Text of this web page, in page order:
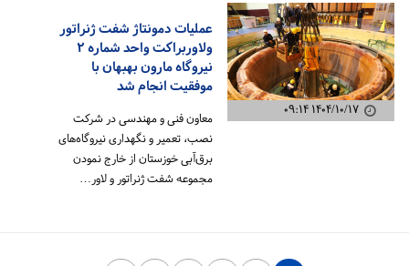
۱۴۰۴/۱۰/۱۷ ۰۹:۱۴
عملیات دمونتاژ شفت ژنراتور
ولاوربراکت واحد شماره ۲
نیروگاه مارون بهبهان با
موفقیت انجام شد
معاون فنی و مهندسی در شرکت
نصب، تعمیر و نگهداری نیروگاه‌های
برق‌آبی خوزستان از خارج نمودن
مجموعه شفت ژنراتور و لاور…